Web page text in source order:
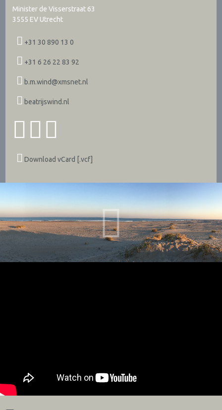
Minister de Visserstraat 63
3555 EV Utrecht
+31 30 890 13 0
+31 6 26 22 83 92
b.m.wind@xmsnet.nl
beatrijswind.nl
Download vCard [.vcf]